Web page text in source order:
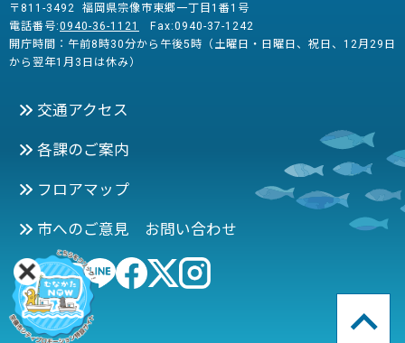
〒811-3492 福岡県宗像市東郷一丁目1番1号
電話番号:0940-36-1121
Fax:0940-37-1242
開庁時間：午前8時30分から午後5時（土曜日・日曜日、祝日、12月29日
から翌年1月3日は休み）
交通アクセス
各課のご案内
フロアマップ
市へのご意見 お問い合わせ